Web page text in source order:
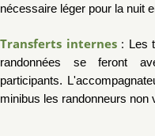
nécessaire léger pour la nuit
Transferts internes: Les
randonnées se feront
participants.
minibus les randonneurs non